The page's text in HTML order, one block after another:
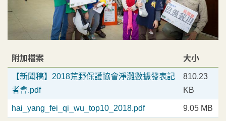
附加檔案 大小
【新聞稿】2018荒野保護協會淨灘數據發表記
者會.pdf
810.23
KB
hai_yang_fei_qi_wu_top10_2018.pdf 9.05 MB